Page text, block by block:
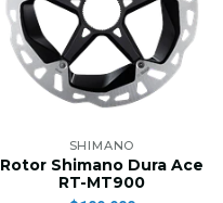
SHIMANO
Rotor Shimano Dura Ace
RT-MT900